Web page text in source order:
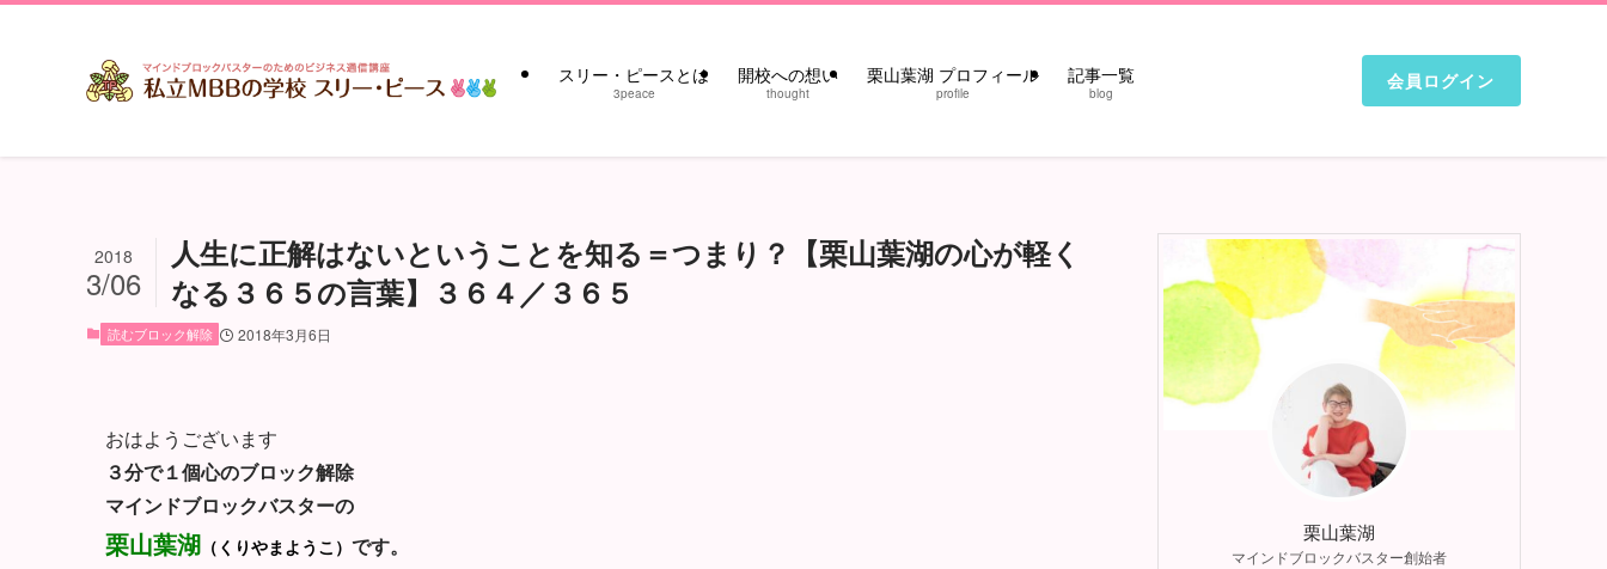
スリー・ピースとは
3peace
開校への想い
thought
栗山葉湖 プロフィール
profile
記事一覧
blog
会員ログイン
人生に正解はないということを知る＝つまり？【栗山葉湖の心が軽く
なる３６５の言葉】３６４／３６５
2018
3/06
読むブロック解除 2018年3月6日
おはようございます
３分で１個心のブロック解除
マインドブロックバスターの
栗山葉湖 （くりやまようこ） です。
栗山葉湖
マインドブロックバスター創始者